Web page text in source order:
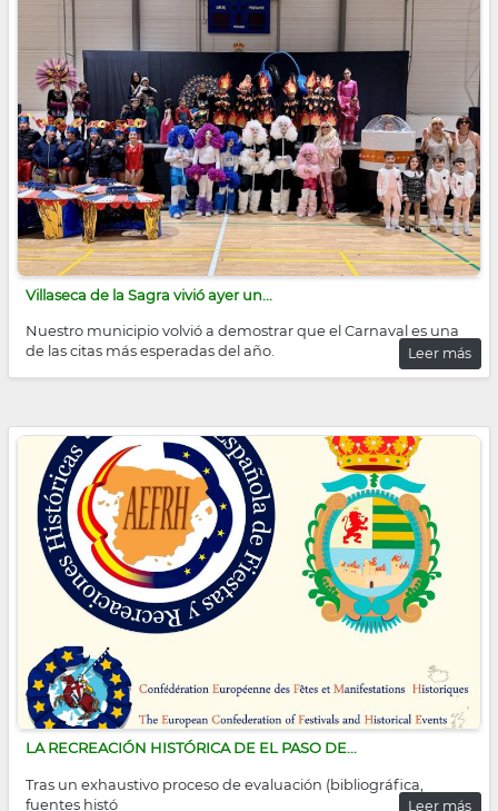
Villaseca de la Sagra vivió ayer un...
Nuestro municipio volvió a demostrar que el Carnaval es una
de las citas más esperadas del año.
Leer más
LA RECREACIÓN HISTÓRICA DE EL PASO DE...
Tras un exhaustivo proceso de evaluación (bibliográfica,
fuentes histó
Leer más